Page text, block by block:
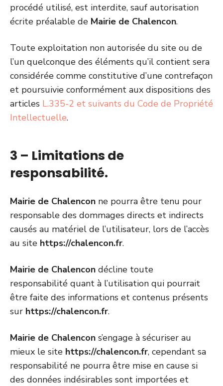
procédé utilisé, est interdite, sauf autorisation
écrite préalable de Mairie de Chalencon.
Toute exploitation non autorisée du site ou de
l’un quelconque des éléments qu’il contient sera
considérée comme constitutive d’une contrefaçon
et poursuivie conformément aux dispositions des
articles L.335-2 et suivants du Code de Propriété
Intellectuelle.
3 – Limitations de
responsabilité.
Mairie de Chalencon ne pourra être tenu pour
responsable des dommages directs et indirects
causés au matériel de l’utilisateur, lors de l’accès
au site https://chalencon.fr.
Mairie de Chalencon décline toute
responsabilité quant à l’utilisation qui pourrait
être faite des informations et contenus présents
sur https://chalencon.fr.
Mairie de Chalencon s’engage à sécuriser au
mieux le site https://chalencon.fr, cependant sa
responsabilité ne pourra être mise en cause si
des données indésirables sont importées et